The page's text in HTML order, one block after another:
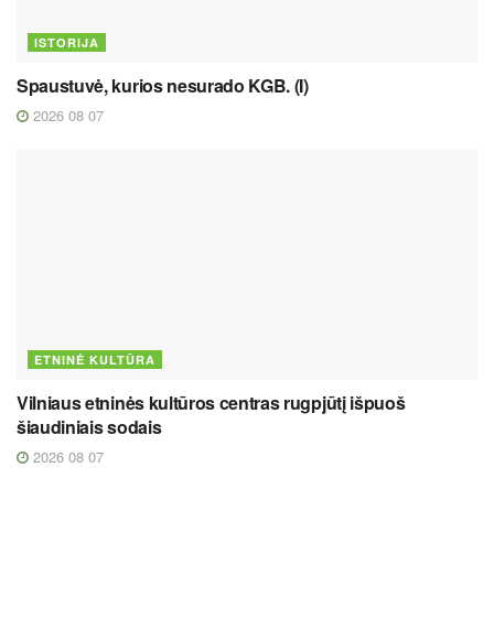
ISTORIJA
Spaustuvė, kurios nesurado KGB. (I)
2026 08 07
ETNINĖ KULTŪRA
Vilniaus etninės kultūros centras rugpjūtį išpuoš
šiaudiniais sodais
2026 08 07